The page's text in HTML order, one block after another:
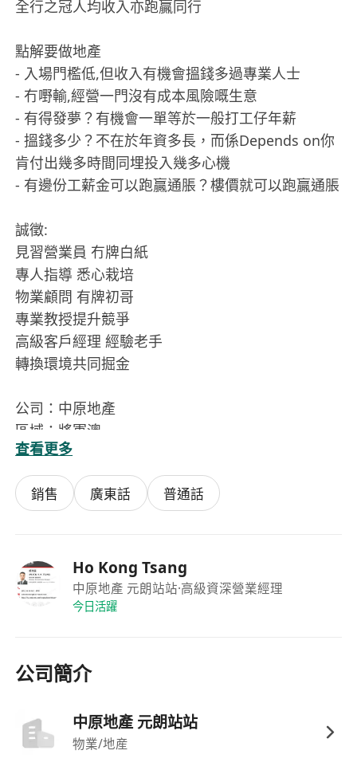
全行之冠人均收入亦跑贏同行
點解要做地產
- 入場門檻低,但收入有機會搵錢多過專業人士
- 冇嘢輸,經營一門沒有成本風險嘅生意
- 有得發夢？有機會一單等於一般打工仔年薪
- 搵錢多少？不在於年資多長，而係Depends on你
肯付出幾多時間同埋投入幾多心機
- 有邊份工薪金可以跑贏通脹？樓價就可以跑贏通脹
誠徵:
見習營業員 冇牌白紙
專人指導 悉心栽培
物業顧問 有牌初哥
專業教授提升競爭
高級客戶經理 經驗老手
轉換環境共同掘金
公司：中原地產
區域：將軍澳
要求：中五或以上，勤奮好學，有上進心
基本底新＋佣全️
佣金：＄30,000-＄100,000（無上限）
傑出代理獎金
精英會獎金
將軍澳全港成交量最高區份
上班時間：11:00pm-7:00pm
查看更多
銷售 廣東話 普通話
Ho Kong Tsang
中原地產 元朗站站·高級資深營業經理
今日活躍
公司簡介
中原地產 元朗站站
物業/地産